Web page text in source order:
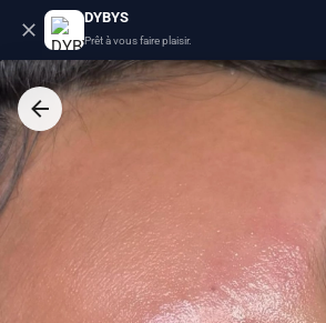
DYBYS
Prêt à vous faire plaisir.